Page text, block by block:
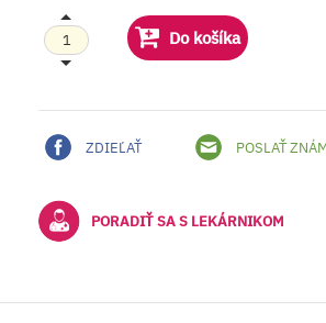
Do košíka
ZDIEĽAŤ POSLAŤ
PORADIŤ SA S LEKÁRNIKOM